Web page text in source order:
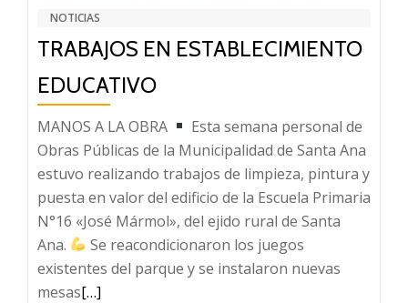
NOTICIAS
TRABAJOS EN ESTABLECIMIENTO
EDUCATIVO
MANOS A LA OBRA
Esta semana personal de
Obras Públicas de la Municipalidad de Santa Ana
estuvo realizando trabajos de limpieza, pintura y
puesta en valor del edificio de la Escuela Primaria
N°16 «José Mármol», del ejido rural de Santa
Ana.
Se reacondicionaron los juegos
existentes del parque y se instalaron nuevas
mesasLeer
[…]